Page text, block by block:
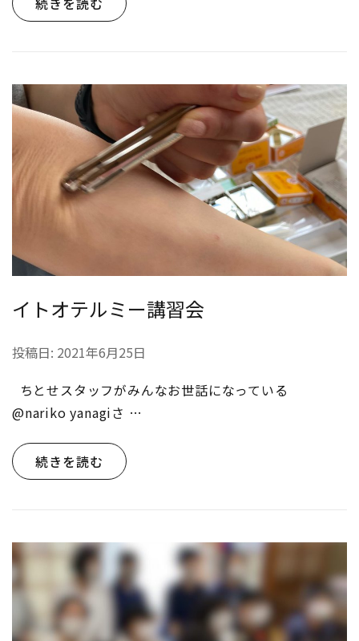
イトオテルミー講習会
投稿日: 2021年6月25日
ちとせスタッフがみんなお世話になっている
@nariko yanagiさ …
続きを読む